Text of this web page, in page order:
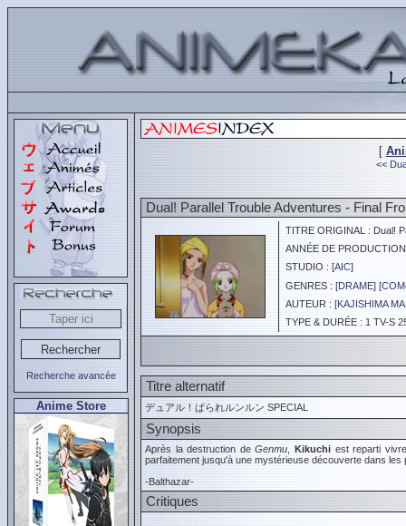
Recherche avancée
Anime Store
[
<<
Dual! Parallel Trouble Adventures - Final
TITRE ORIGINAL : Dual!
ANNÉE DE
STUDIO : [AIC]
GENRES : [DRAME] [
AUTEUR : [KAJISHIMA
TYPE & DURÉE : 1 TV-S
Titre alternatif
デュアル！ぱられルンルン SPECIAL
Synopsis
Après la destruction deGenmu ,Kikuchi est reparti
parfaitement jusqu'à une mystérieuse découverte dans
-Balthazar-
Critiques